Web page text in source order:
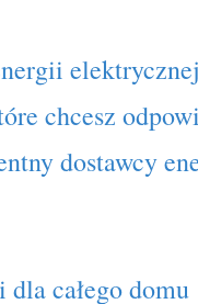
chcesz
dostawcy
całego domu